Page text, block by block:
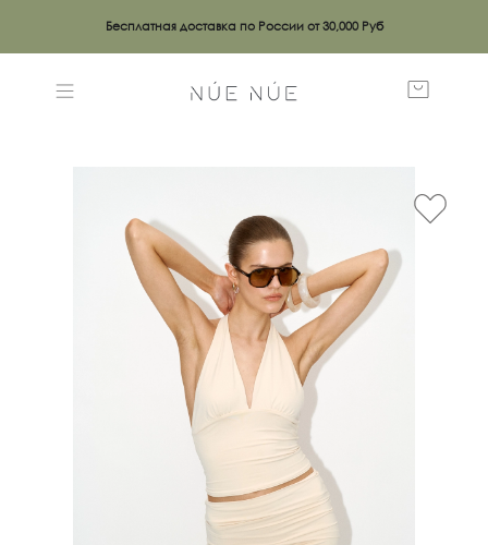
Бесплатная доставка по России от 30,000 Руб